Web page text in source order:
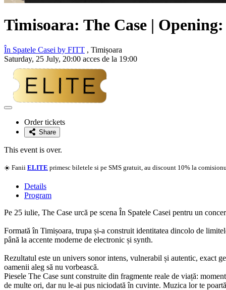
Timisoara: The Case | Opening:
În Spatele Casei by FITT , Timișoara
Saturday, 25 July, 20:00 acces de la 19:00
Adaugă
favoriteOrder tickets
Share
This event is over.
☀️ Fanii ELITE primesc biletele si pe SMS gratuit, au discount 10% la
Details
Program
Pe 25 iulie, The Case urcă pe scena În Spatele Casei pentru un
Formată în Timișoara, trupa și-a construit identitatea dincolo de
până la accente moderne de electronic și synth.
Rezultatul este un univers sonor intens, vulnerabil și autentic, exact
oamenii aleg să nu vorbească.
Piesele The Case sunt construite din fragmente reale de viață:
de multe ori, dar nu le-ai pus niciodată în cuvinte. Muzica lor te